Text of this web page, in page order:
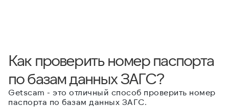
Как проверить номер паспорта
по базам данных ЗАГС?
Getscam - это отличный способ проверить номер
паспорта по базам данных ЗАГС.